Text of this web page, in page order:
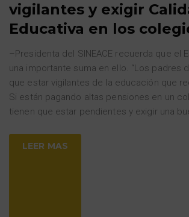
vigilantes y exigir
Educativa en los
–Presidenta del SINEACE recuerda que el
una importante suma en ello. “Los padres
que estar vigilantes de la educación que
Si están pagando altas pensiones en un
tienen que estar pendientes y exigir una
LEER MAS